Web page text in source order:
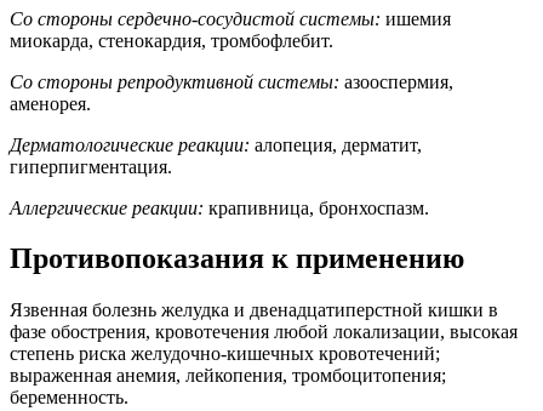
Со стороны сердечно-сосудистой системы: ишемия
миокарда, стенокардия, тромбофлебит.
Со стороны репродуктивной системы: азооспермия,
аменорея.
Дерматологические реакции: алопеция, дерматит,
гиперпигментация.
Аллергические реакции: крапивница, бронхоспазм.
Противопоказания к применению
Язвенная болезнь желудка и двенадцатиперстной кишки в
фазе обострения, кровотечения любой локализации, высокая
степень риска желудочно-кишечных кровотечений;
выраженная анемия, лейкопения, тромбоцитопения;
беременность.